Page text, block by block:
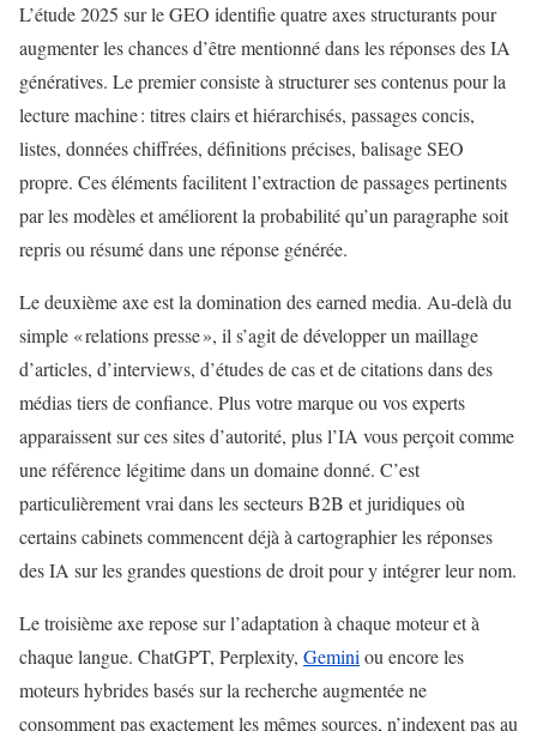
L’étude 2025 sur le GEO identifie quatre axes structurants pour
augmenter les chances d’être mentionné dans les réponses des IA
génératives. Le premier consiste à structurer ses contenus pour la
lecture machine : titres clairs et hiérarchisés, passages concis,
listes, données chiffrées, définitions précises, balisage SEO
propre. Ces éléments facilitent l’extraction de passages pertinents
par les modèles et améliorent la probabilité qu’un paragraphe soit
repris ou résumé dans une réponse générée.
Le deuxième axe est la domination des earned media. Au-delà du
simple « relations presse », il s’agit de développer un maillage
d’articles, d’interviews, d’études de cas et de citations dans des
médias tiers de confiance. Plus votre marque ou vos experts
apparaissent sur ces sites d’autorité, plus l’IA vous perçoit comme
une référence légitime dans un domaine donné. C’est
particulièrement vrai dans les secteurs B2B et juridiques où
certains cabinets commencent déjà à cartographier les réponses
des IA sur les grandes questions de droit pour y intégrer leur nom.
Le troisième axe repose sur l’adaptation à chaque moteur et à
chaque langue. ChatGPT, Perplexity, Geminiou encore les
moteurs hybrides basés sur la recherche augmentée ne
consomment pas exactement les mêmes sources, n’indexent pas au